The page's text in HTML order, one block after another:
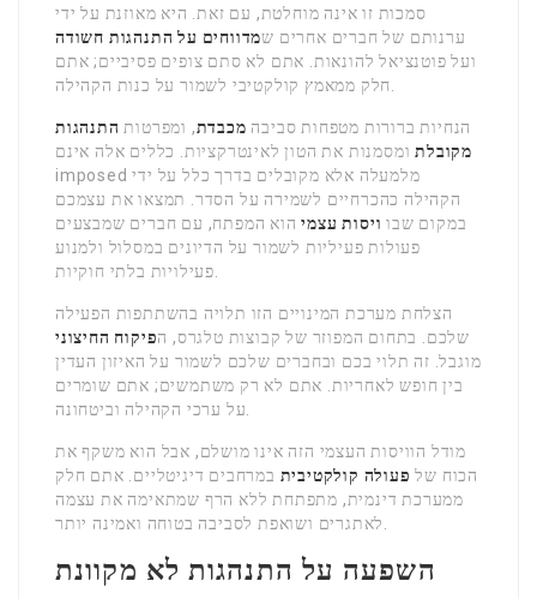
סמכות זו אינה מוחלטת, עם זאת. היא מאוזנת על ידי
ערנותם של חברים אחרים שמדווחים על התנהגות חשודה
ועל פוטנציאל להונאות. אתם לא סתם צופים פסיביים; אתם
הנחיות ברורות מטפחות סביבה מכבדת, ומפרטות התנהגות
מקובלתומסמנות את הטון לאינטרקציות. כללים אלה אינם
imposed מלמעלה אלא מקובלים בדרך כלל על ידי
הקהילה כהכרחיים לשמירה על הסדר. תמצאו את עצמכם
במקום שבו ויסות עצמיהוא המפתח, עם חברים שמבצעים
פעולות פעיליות לשמור על הדיונים במסלול ולמנוע
הצלחת מערכת המינויים הזו תלויה בהשתתפות הפעילה
שלכם. בתחום המפוזר של קבוצות טלגרס, הפיקוח החיצוני
מוגבל. זה תלוי בכם ובחברים שלכם לשמור על האיזון העדין
בין חופש לאחריות. אתם לא רק משתמשים; אתם שומרים
מודל הוויסות העצמי הזה אינו מושלם, אבל הוא משקף את
הכוח של פעולה קולקטיבית במרחבים דיגיטליים. אתם חלק
ממערכת דינמית, מתפתחת ללא הרף שמתאימה את עצמה
השפעה על התנהגות לא מקוונת